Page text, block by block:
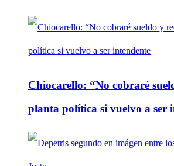
Chiocarello: “No cobraré
planta política si vuelvo a ser